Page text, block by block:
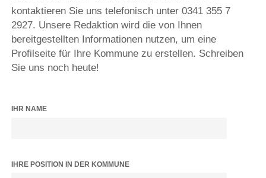
kontaktieren Sie uns telefonisch unter 0341 355 7
2927. Unsere Redaktion wird die von Ihnen
bereitgestellten Informationen nutzen, um eine
Profilseite für Ihre Kommune zu erstellen. Schreiben
Sie uns noch heute!
IHR NAME
IHRE POSITION IN DER KOMMUNE